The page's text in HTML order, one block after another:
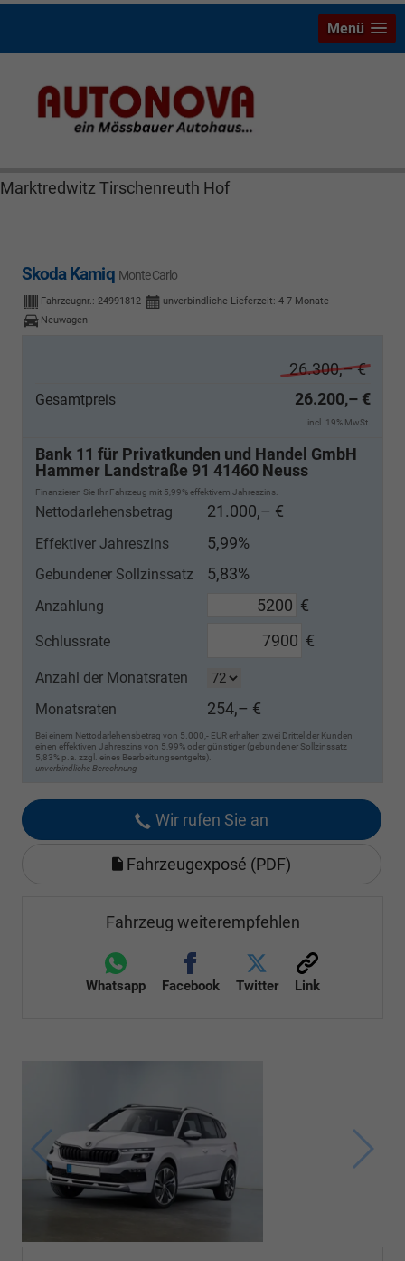
Skoda Kamiq Bayreuth Nützel Mössbauer Autonova
Brucker Räthel MGS Autohaus günstig Finanzierung
Marktredwitz Tirschenreuth Hof
Menü
Skoda Kamiq Monte Carlo
Fahrzeugnr.: 24991812
unverbindliche Lieferzeit: 4-7 Monate
Neuwagen
26.300,– €
Gesamtpreis 26.200,– €
incl. 19% MwSt.
Bank 11 für Privatkunden und Handel GmbH
Hammer Landstraße 91 41460 Neuss
Finanzieren Sie Ihr Fahrzeug mit 5,99% effektivem Jahreszins.
Nettodarlehensbetrag 21.000,– €
Effektiver Jahreszins 5,99%
Gebundener Sollzinssatz 5,83%
Anzahlung €
Schlussrate €
Anzahl der Monatsraten
Monatsraten
254,– €
Bei einem Nettodarlehensbetrag von 5.000,- EUR erhalten zwei Drittel der Kunden
einen effektiven Jahreszins von 5,99% oder günstiger (gebundener Sollzinssatz
5,83% p.a. zzgl. eines Bearbeitungsentgelts).
unverbindliche Berechnung
Wir rufen Sie an
Fahrzeugexposé (PDF)
Fahrzeug weiterempfehlen
Whatsapp Facebook Twitter Link